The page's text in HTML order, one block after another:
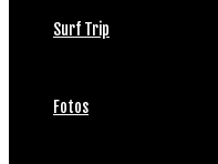
Surf Trip
Fotos